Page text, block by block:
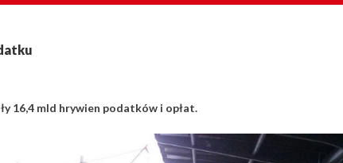
16,4 mld hrywien podatków i opłat.